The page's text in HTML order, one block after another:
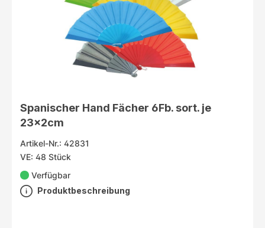
Spanischer Hand Fächer 6Fb. sort. je
23x2cm
Artikel-Nr.: 42831
VE: 48 Stück
Verfügbar
Produktbeschreibung